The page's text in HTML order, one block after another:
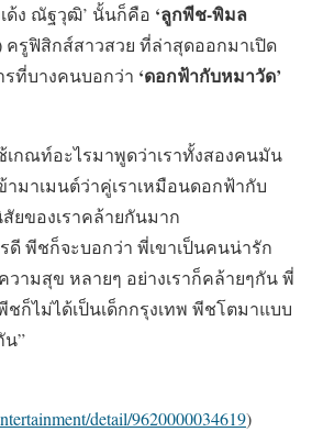
ด้ง ณัฐวุฒิ’ นั้นก็คือ ‘ลูกพีช-พิมล
ครูฟิสิกส์สาวสวย ที่ล่าสุดออกมาเปิด
ที่บางคนบอกว่า ‘ดอกฟ้ากับหมาวัด’
กณท์อะไรมาพูดว่าเราทั้งสองคนมัน
ามาเมนต์ว่าคู่เราเหมือนดอกฟ้ากับ
ยของเราคล้ายกันมาก
ดี พีชก็จะบอกว่า พี่เขาเป็นคนน่ารัก
ามสุข หลายๆ อย่างเราก็คล้ายๆกัน พี่
ชก็ไม่ได้เป็นเด็กกรุงเทพ พีชโตมาแบบ
น”
detail/9620000034619)